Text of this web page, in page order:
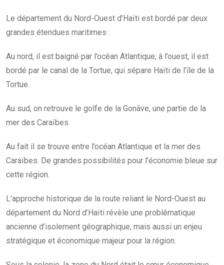
Le département du Nord-Ouest d’Haïti est bordé par deux
grandes étendues maritimes :
Au nord, il est baigné par l’océan Atlantique; à l’ouest, il est
bordé par le canal de la Tortue, qui sépare Haïti de l’île de la
Tortue.
Au sud, on retrouve le golfe de la Gonâve, une partie de la
mer des Caraïbes.
Au fait il se trouve entre l’océan Atlantique et la mer des
Caraïbes. De grandes possibilités pour l’économie bleue sur
cette région.
L’approche historique de la route reliant le Nord-Ouest au
département du Nord d’Haïti révèle une problématique
ancienne d’isolement géographique, mais aussi un enjeu
stratégique et économique majeur pour la région.